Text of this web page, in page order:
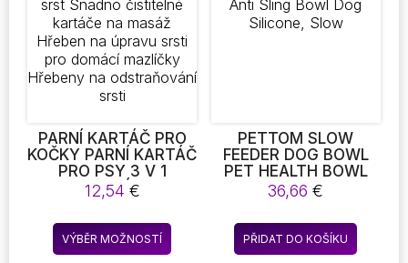
PARNÍ KARTÁČ PRO
KOČKY PARNÍ KARTÁČ
PRO PSY 3 V 1
ELEKTRICKÝ SPREJ
NA KOČIČÍ SRST
SNADNO ČISTITELNÉ
KARTÁČE NA MASÁŽ
HŘEBEN NA ÚPRAVU
12,54 €
VÝBĚR MOŽNOSTÍ
Tento
produkt
PETTOM SLOW
FEEDER DOG BOWL
PET HEALTH BOWL
DIGESTION
INSERTION, ANTI
SLING BOWL DOG
SILICONE, SLOW
36,66€
PŘIDAT DO KOŠÍKU